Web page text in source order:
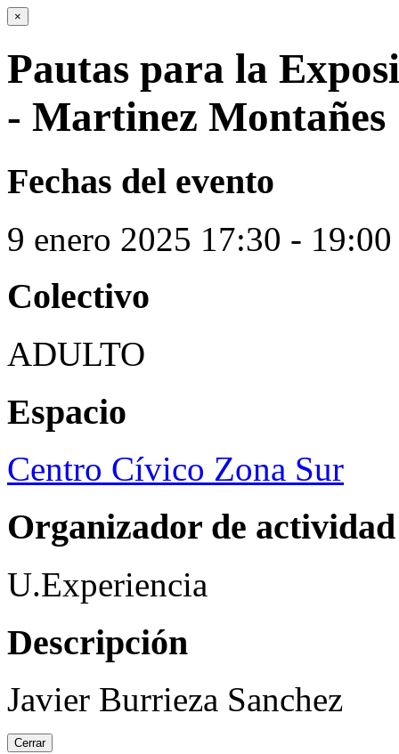
×
Pautas para la
- Martinez Montañes
Fechas del evento
9 enero 2025 17:30 - 19:00
Colectivo
ADULTO
Espacio
Centro Cívico Zona Sur
Organizador de actividad
U.Experiencia
Descripción
Javier Burrieza Sanchez
Cerrar